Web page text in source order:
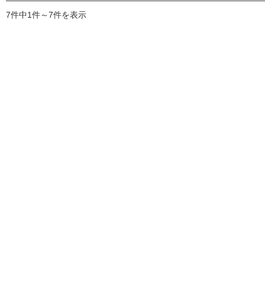
7件中1件～7件を表示